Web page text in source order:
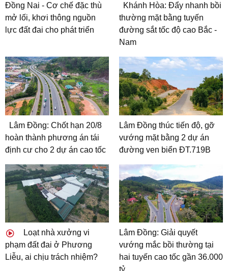
Đồng Nai - Cơ chế đặc thù
mở lối, khơi thông nguồn
lực đất đai cho phát triển
Khánh Hòa: Đẩy nhanh bồi
thường mặt bằng tuyến
đường sắt tốc độ cao Bắc -
Nam
Lâm Đồng: Chốt hạn 20/8
hoàn thành phương án tái
định cư cho 2 dự án cao tốc
Lâm Đồng thúc tiến độ, gỡ
vướng mặt bằng 2 dự án
đường ven biển ĐT.719B
Loạt nhà xưởng vi
phạm đất đai ở Phương
Liễu, ai chịu trách nhiệm?
Lâm Đồng: Giải quyết
vướng mắc bồi thường tại
hai tuyến cao tốc gần 36.000